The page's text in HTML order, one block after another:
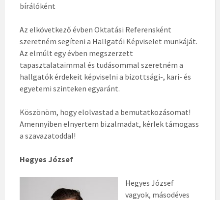
bírálóként
Az elkövetkező évben Oktatási Referensként
szeretném segíteni a Hallgatói Képviselet munkáját.
Az elmúlt egy évben megszerzett
tapasztalataimmal és tudásommal szeretném a
hallgatók érdekeit képviselni a bizottsági-, kari- és
egyetemi szinteken egyaránt.
Köszönöm, hogy elolvastad a bemutatkozásomat!
Amennyiben elnyertem bizalmadat, kérlek támogass
a szavazatoddal!
Hegyes József
Hegyes József
vagyok, másodéves